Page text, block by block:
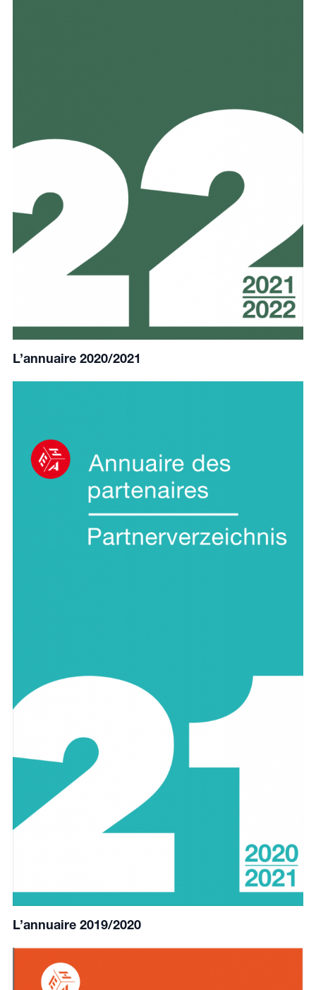
L’annuaire 2020/2021
L’annuaire 2019/2020